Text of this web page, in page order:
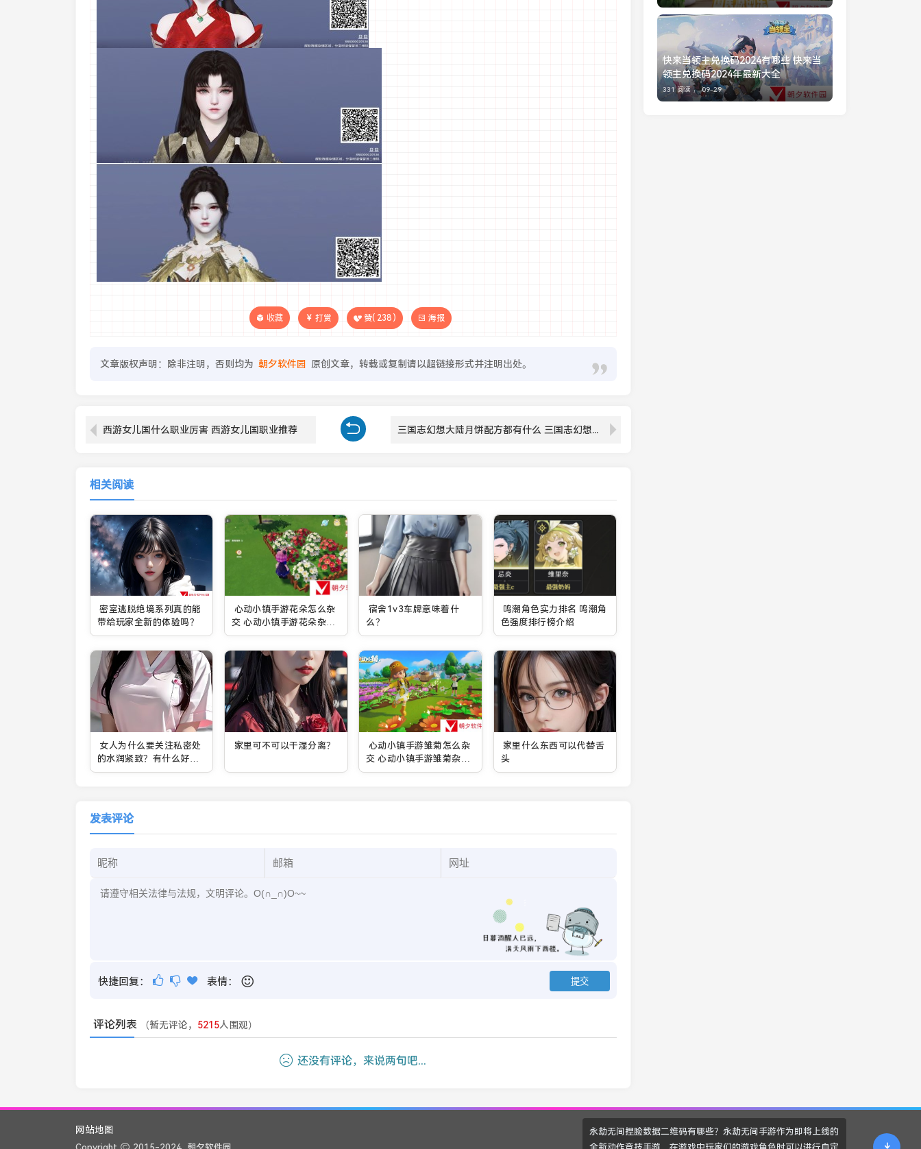
收藏 打赏 赞( 238 ) 海报
文章版权声明：除非注明，否则均为 朝夕软件园 原创文章，转载或复制请以超链接形式并注明出处。
西游女儿国什么职业厉害 西游女儿国职业推荐 三国志幻想大陆月饼配方都有什么 三国志幻想大陆月饼配方分
相关阅读
密室逃脱绝境系列真的能
带给玩家全新的体验吗？
心动小镇手游花朵怎么杂
交 心动小镇手游花朵杂交
方法
宿舍1v3车牌意味着什
么？
鸣潮角色实力排名 鸣潮角
色强度排行榜介绍
女人为什么要关注私密处
的水润紧致？有什么好处
能提升生活质量？
家里可不可以干湿分离？
心动小镇手游雏菊怎么杂
交 心动小镇手游雏菊杂交
方法
家里什么东西可以代替舌
头
发表评论
快捷回复： 表情：
评论列表 （暂无评论， 5215人围观）
还没有评论，来说两句吧...
快来当领主兑换码2024有哪些 快来当
领主兑换码2024年最新大全
331 阅读 ， 09-29
网站地图
永劫无间捏脸数据二维码有哪些？永劫无间手游作为即将上线的